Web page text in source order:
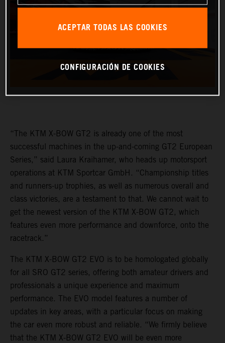
“The KTM X-BOW GT2 is already one of the most
successful machines in the up-and-coming GT2 European
Series,” said Laura Kraihamer, who heads up motorsport
operations at KTM Sportcar GmbH. “Championship titles
and runners-up trophies, as well as numerous overall and
class victories, are a testament to that. We cannot wait to
get the newest version of the KTM X-BOW GT2, which
features even more performance and downforce, onto the
racetrack.”
The KTM X-BOW GT2 EVO is to be homologated globally
for all SRO GT2 series, offering both amateur drivers and
professionals a unique experience and maximum
performance. The EVO model features a number of
updates in key areas, with a particular focus on making
the car even more robust and reliable. “We firmly believe
that the KTM X-BOW GT2 EVO will be even more
ACEPTAR TODAS LAS COOKIES
CONFIGURACIÓN DE COOKIES